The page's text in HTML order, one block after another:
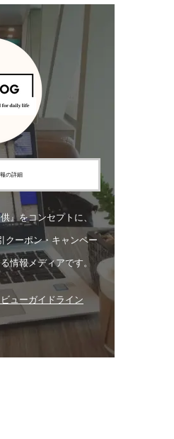
の詳細
』をコンセプトに、
クーポン・キャンペー
情報メディアです。
ューガイドライン